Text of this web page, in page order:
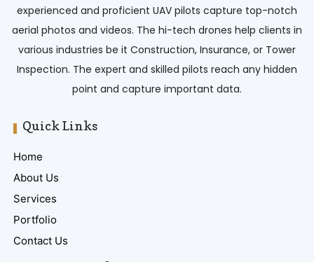
experienced and proficient UAV pilots capture top-notch
aerial photos and videos. The hi-tech drones help clients in
various industries be it Construction, Insurance, or Tower
Inspection. The expert and skilled pilots reach any hidden
point and capture important data.
Quick Links
Home
About Us
Services
Portfolio
Contact Us